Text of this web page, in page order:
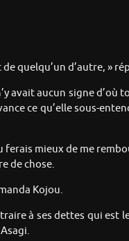
quelqu’un d’autre, »
avait aucun signe d’où
ce qu’elle sous-
mieux de me
de chose.
Kojou.
à ses dettes qui est